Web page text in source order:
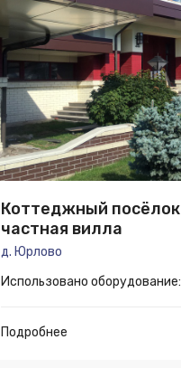
Коттеджный посёлок
частная вилла
д. Юрлово
Использовано
Подробнее